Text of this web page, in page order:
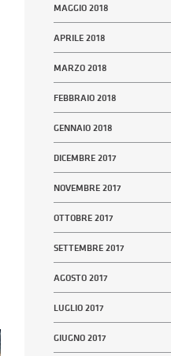
MAGGIO 2018
APRILE 2018
MARZO 2018
FEBBRAIO 2018
GENNAIO 2018
DICEMBRE 2017
NOVEMBRE 2017
OTTOBRE 2017
SETTEMBRE 2017
AGOSTO 2017
LUGLIO 2017
GIUGNO 2017